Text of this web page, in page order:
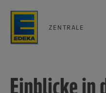
ZENTRALE
Einblicke in